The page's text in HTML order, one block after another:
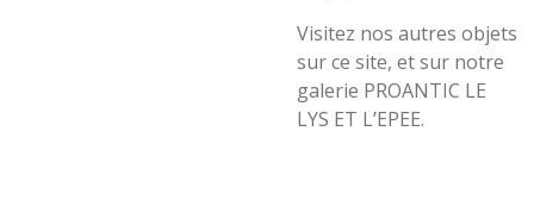
Visitez nos autres objets
sur ce site, et sur notre
galerie PROANTIC LE
LYS ET L’EPEE.